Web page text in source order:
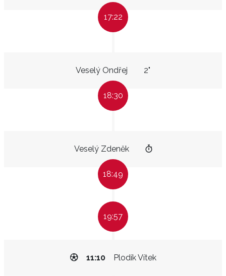
17:22
Veselý Ondřej 2"
18:30
Veselý Zdeněk
18:49
19:57
Plodík Vítek
11:10